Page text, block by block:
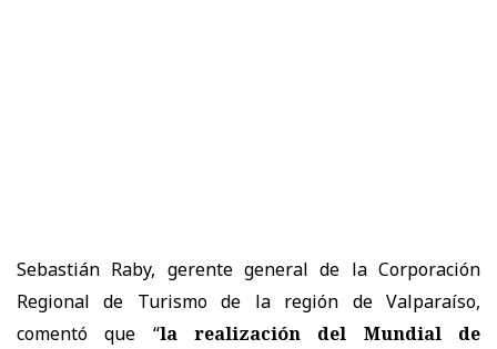
Sebastián Raby, gerente general de la Corporación
Regional de Turismo de la región de Valparaíso,
comentó que “la realización del Mundial de